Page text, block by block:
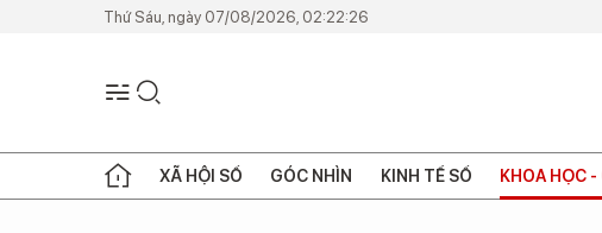
Thứ Sáu, ngày 07/08/2026, 02:22:26
XÃ HỘI SỐ GÓC NHÌN KINH TẾ SỐ KHOA HỌC -